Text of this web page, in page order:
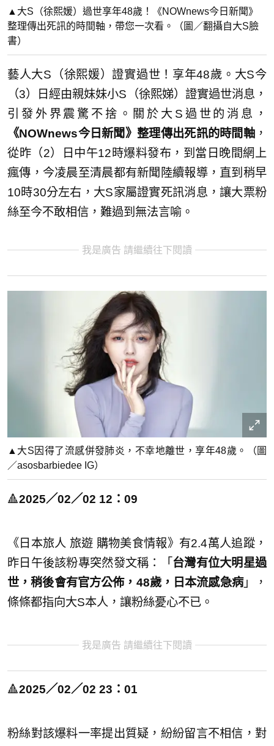
▲大S（徐熙媛）過世享年48歲！《NOWnews今日新聞》
整理傳出死訊的時間軸，帶您一次看。（圖／翻攝自大S臉
書）
藝人大S（徐熙媛）證實過世！享年48歲。大S今
（3）日經由親妹妹小S（徐熙娣）證實過世消息，
引發外界震驚不捨。關於大S過世的消息，
《NOWnews今日新聞》整理傳出死訊的時間軸 ，
從昨（2）日中午12時爆料發布，到當日晚間網上
瘋傳，今凌晨至清晨都有新聞陸續報導，直到稍早
10時30分左右，大S家屬證實死訊消息，讓大票粉
絲至今不敢相信，難過到無法言喻。
我是廣告 請繼續往下閱讀
▲大S因得了流感併發肺炎，不幸地離世，享年48歲。（圖
／asosbarbiedee IG）
🔺2025／02／02 12：09
《日本旅人 旅遊 購物美食情報》有2.4萬人追蹤，
昨日午後該粉專突然發文稱：「 台灣有位大明星過
世，稍後會有官方公佈，48歲，日本流感急病」，
條條都指向大S本人，讓粉絲憂心不已。
我是廣告 請繼續往下閱讀
🔺2025／02／02 23：01
粉絲對該爆料一率提出質疑，紛紛留言不相信，對